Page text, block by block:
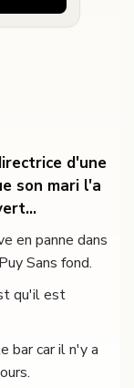
d'une
son mari l'a
en panne dans
Sans fond.
qu'il est
bar car il n'y a